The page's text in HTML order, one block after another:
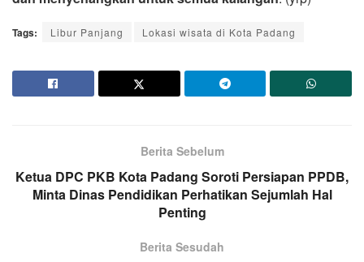
Tags: Libur Panjang Lokasi wisata di Kota Padang
Berita Sebelum
Ketua DPC PKB Kota Padang Soroti Persiapan PPDB,
Minta Dinas Pendidikan Perhatikan Sejumlah Hal
Penting
Berita Sesudah